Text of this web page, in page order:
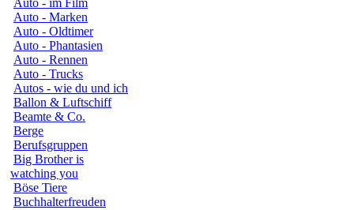
Auto - im Film
Auto - Marken
Auto - Oldtimer
Auto - Phantasien
Auto - Rennen
Auto - Trucks
Autos - wie du und ich
Ballon & Luftschiff
Beamte & Co.
Berge
Berufsgruppen
Big Brother is
watching you
Böse Tiere
Buchhalterfreuden